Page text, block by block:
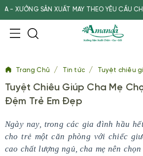
SẢN XUẤT MAY THEO YÊU CẦU CHĂN GA
Trang Chủ / Tin tức / Tuyệt chiêu giúp cha
Tuyệt Chiêu Giúp Cha Mẹ
Đệm Trẻ Em Đẹp
Ngày nay, trong các gia đình hầu
cho trẻ một căn phòng với chiếc
cao chất lượng ngủ, cha mẹ nên chọn